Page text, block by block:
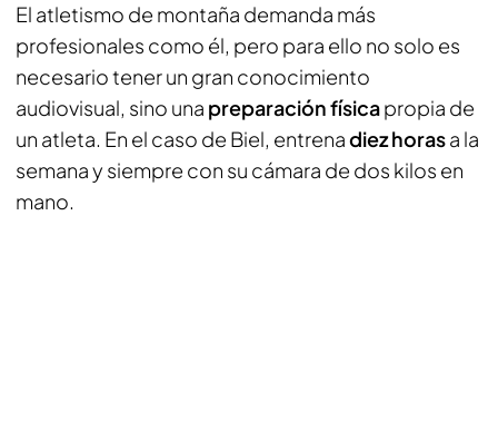
El atletismo de montaña demanda más
profesionales como él, pero para ello no solo es
necesario tener un gran conocimiento
audiovisual, sino una preparación físicapropia de
un atleta. En el caso de Biel, entrenadiez horasa la
semana y siempre con su cámara de dos kilos en
mano.